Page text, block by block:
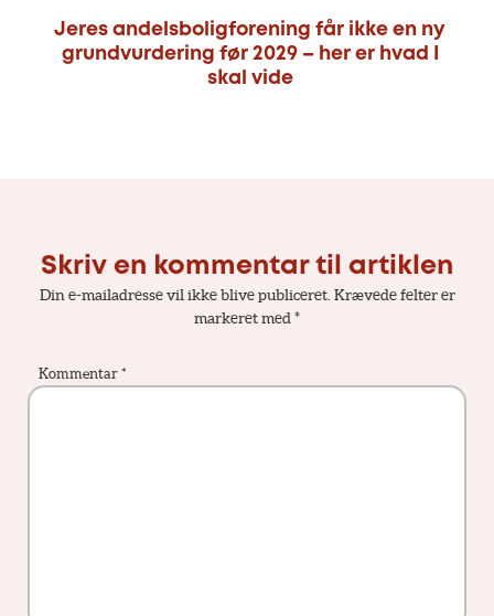
Jeres andelsboligforening får ikke en ny
grundvurdering før 2029 – her er hvad I
skal vide
Skriv en kommentar til artiklen
Din e-mailadresse vil ikke blive publiceret. Krævede felter er
markeret med*
Kommentar *